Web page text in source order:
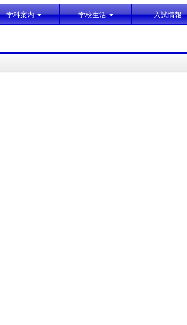
学科案内 学校生活 入試情報